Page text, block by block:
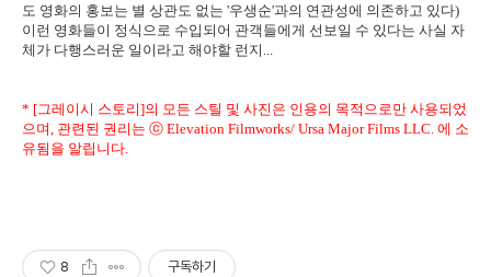
도 영화의 홍보는 별 상관도 없는 '우생순'과의 연관성에 의존하고 있다)
이런 영화들이 정식으로 수입되어 관객들에게 선보일 수 있다는 사실 자
체가 다행스러운 일이라고 해야할 런지...
* [그레이시 스토리]의 모든 스틸 및 사진은 인용의 목적으로만 사용되었
으며, 관련된 권리는 ⓒ Elevation Filmworks/ Ursa Major Films LLC. 에 소
유됨을 알립니다.
8 구독하기